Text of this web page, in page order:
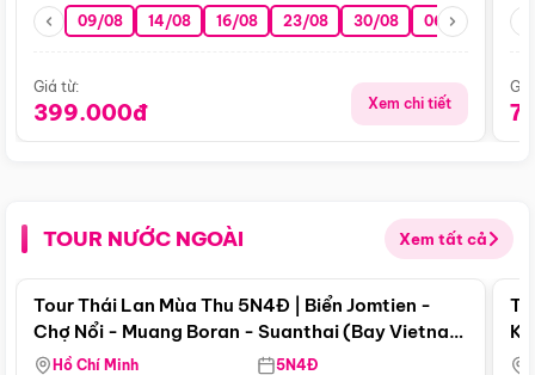
09/08 14/08 16/08 23/08 30/08 06/09 13/09
Giá từ:
399.000đ Xem chi tiết
TOUR NƯỚC NGOÀI Xem tất cả
Điểm nổi bật
Tour Thái Lan Mùa Thu 5N4Đ | Biển Jomtien -
Chợ Nổi - Muang Boran - Suanthai (Bay Vietnam
Airlines)
Hồ Chí Minh 5N4Đ